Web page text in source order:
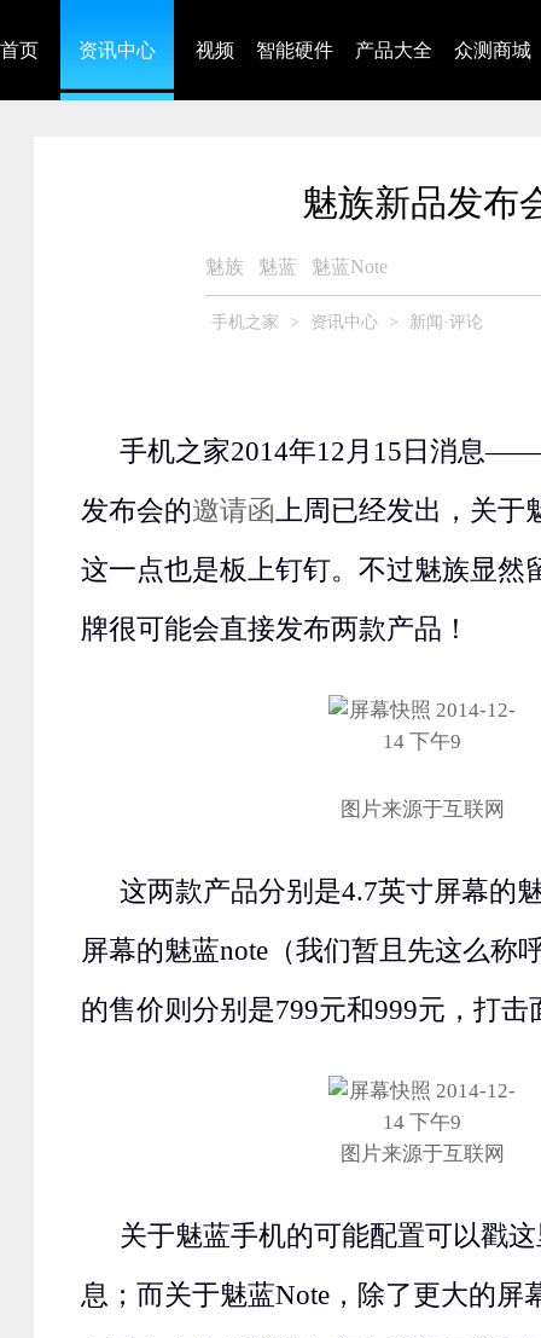
首页 资讯中心 视频 智能硬件 产品大全 众测商城
魅族新品发布
魅族 魅蓝 魅蓝Note
手机之家 > 资讯中心 > 新闻·评论
手机之家2014年12月15日消息
发布会的邀请函上周已经发出，关于
这一点也是板上钉钉。不过魅族显然
牌很可能会直接发布两款产品！
图片来源于互联网
这两款产品分别是4.7英寸屏幕的
屏幕的魅蓝note（我们暂且先这么称
的售价则分别是799元和999元，打击
图片来源于互联网
关于魅蓝手机的可能配置可以戳
息；而关于魅蓝Note，除了更大的屏